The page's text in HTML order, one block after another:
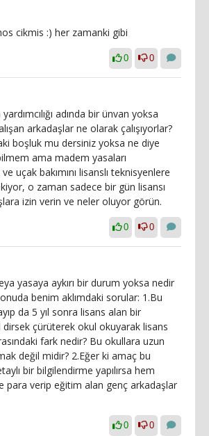
cikmis :) her zamanki gibi
0 0
adında bir ünvan yoksa
arkadaşlar ne olarak çalışıyorlar?
boşluk mu dersiniz yoksa ne diye
ama madem yasaları
uçak bakımını lisanslı teknisyenlere
o zaman sadece bir gün lisansı
izin verin ve neler oluyor görün.
0 0
yasaya aykırı bir durum yoksa nedir
benim aklımdaki sorular: 1.Bu
da 5 yıl sonra lisans alan bir
dirsek çürüterek okul okuyarak lisans
fark nedir? Bu okullara uzun
değil midir? 2.Eğer ki amaç bu
bir bilgilendirme yapılırsa hem
para verip eğitim alan genç arkadaşlar
0 0